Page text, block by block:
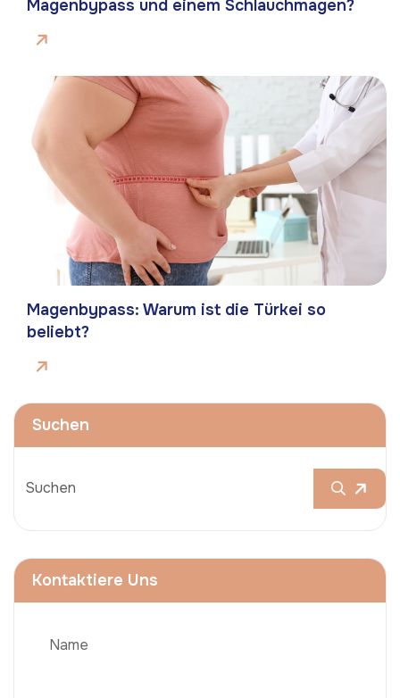
Magenbypass und einem Schlauchmagen?
Magenbypass: Warum ist die Türkei so
beliebt?
Suchen
Kontaktiere Uns